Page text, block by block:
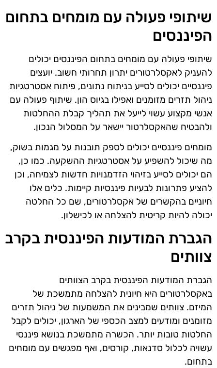
שיתופי פעולה עם מומחים בתחום
הפיננסים
שיתופי פעולה עם מומחים בתחום הפיננסים יכולים
להעניק לאקסלרטורים יתרון תחרותי חשוב. יועצים
פיננסיים יכולים לסייע בניתוח נתונים, פיתוח אסטרטגיות
ניהול תזרים מזומנים ואפילו בגיוס הון. שיתוף פעולה עם
אנשי מקצוע עשוי לייעל את תהליך קבלת ההחלטות
ולהבטיח שהאקסלרטור יישאר על המסלול הנכון.
מומחים פיננסיים יכולים לספק תובנות על מגמות בשוק,
מה שיכול להשפיע על אסטרטגיות ההשקעה. כמו כן,
הם יכולים לסייע בזיהוי הזדמנויות חדשות לצמיחה, וכן
להציע פתרונות לבעיות פיננסיות קיימות. כלים אלו
חיוניים בהקשרים של אקסלרטורים, שם כל החלטה
יכולה להיות קריטית להצלחה או לכישלון.
הגברת המודעות הפיננסית בקרב
צוותים
הגברת המודעות הפיננסית בקרב הצוותים
באקסלרטורים היא חיונית להצלחה מתמשכת של
המיזם. צוותים שמבינים את המשמעות של ניהול תזרים
מזומנים ומודעים למצב הכספי של הארגון, יכולים לקבל
החלטות טובות יותר. הכשרה מתמשכת בנושא פיננסי
עשויה לכלול סדנאות, קורסים, ואף מפגשים עם מומחים
בתחום.